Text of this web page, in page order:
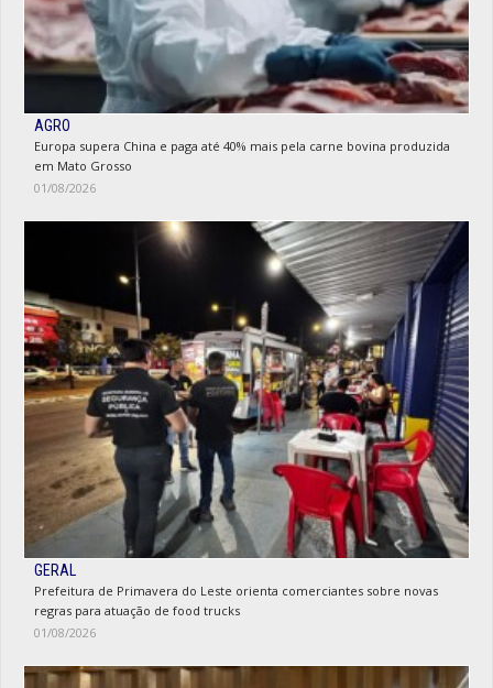
AGRO
Europa supera China e paga até 40% mais pela carne bovina produzida
em Mato Grosso
01/08/2026
GERAL
Prefeitura de Primavera do Leste orienta comerciantes sobre novas
regras para atuação de food trucks
01/08/2026